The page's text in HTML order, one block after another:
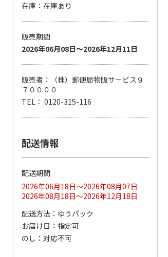
ドジャース 大谷翔
平 日本人最多53試
ル…
17,000円
(送料・税込)
MLB ドジャース 大
谷翔平 2026 NL 3・
在庫：在庫あり
販売期間
2026年06月08日～2026年12月11日
販売者：（株）郵便局物販サービス９
７００００
TEL： 0120-315-116
配送情報
配送期間
2026年06月18日～2026年08月07日
2026年08月18日～2026年12月18日
配送方法
ゆうパック
お届け日
指定可
のし
対応不可